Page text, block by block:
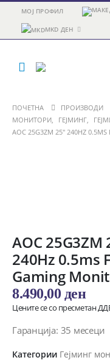
МОЈ ПРОФИЛ
MKD ДЕН
ПОЧЕТНА
ПРОИЗВОДИ
МОНИТОРИ, ГЕЈМИНГ,
AOC 25G3ZM 25″ 240HZ
AOC 25G3ZM
240Hz 0.5ms
Gaming
8.490,00 ден
Цените се со пресметан
Гаранција: 35 месеци
Категории Гејминг